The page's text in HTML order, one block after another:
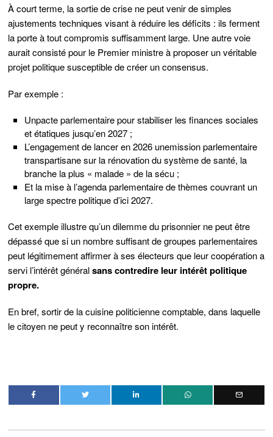
À court terme, la sortie de crise ne peut venir de simples
ajustements techniques visant à réduire les déficits : ils ferment
la porte à tout compromis suffisamment large. Une autre voie
aurait consisté pour le Premier ministre à proposer un véritable
projet politique susceptible de créer un consensus.
Par exemple :
Unpacte parlementairepour stabiliser les finances sociales
et étatiques jusqu’en 2027 ;
L’engagement de lancer en 2026 unemission parlementaire
transpartisanesur la rénovation du système de santé, la
branche la plus « malade » de la sécu ;
Et la mise à l’agenda parlementaire de thèmes couvrant un
large spectre politique d’ici 2027.
Cet exemple illustre qu’un dilemme du prisonnier ne peut être
dépassé que si un nombre suffisant de groupes parlementaires
peut légitimement affirmer à ses électeurs que leur coopération a
servi l’intérêt généralsans contredire leur intérêt politique
propre.
En bref, sortir de la cuisine politicienne comptable, dans laquelle
le citoyen ne peut y reconnaître son intérêt.